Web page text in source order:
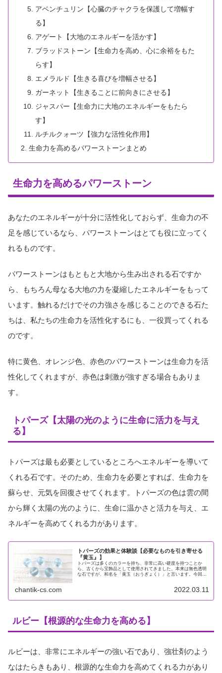
アベンチュリン【心臓のチャクラを保護して増幅す
る】
アゲート【大地のエネルギーを活かす】
ブラッドストーン【生命力を高め、心に余裕をもた
らす】
エメラルド【生きる喜びを増幅させる】
ガーネット【生きることに前向きにさせる】
ジャスパー【生命力に大地のエネルギーをもたら
す】
ルチルクォーツ【強力な活性化作用】
生命力を高めるパワーストーンまとめ
生命力を高めるパワーストーン
あなたのエネルギーが十分に活性化しておらず、生命力の不
足を感じているなら、パワーストーンはとても役に立ってく
れるものです。
パワーストーンはもともと大地から生み出される石ですか
ら、もちろん母なる大地の力を凝縮したエネルギーをもって
います。触れるだけでその力強さを感じることのできる石た
ちは、私たちの生命力を活性化するにも、一役買ってくれる
のです。
特に黄色、オレンジ色、赤色のパワーストーンは生命力を活
性化してくれますが、赤色は刺激が強すぎる場合もありま
す。
トパーズ【太陽の光のように生命に活力を与え
る】
トパーズは最も必要としているところへエネルギーを導いて
くれる石です。そのため、生命力を必要とすれば、生命力を
蘇らせ、元気を回復させてくれます。トパーズの色は雲の間
から輝く太陽の光のように、生命に温かさと活力を与え、エ
ネルギーを高めてくれる力があります。
トパーズの効果と体験談【必要なものを引き寄せる
『黄玉』】
トパーズは多くのカラーを持ち、非常に高い硬度を持つことか
ら、古くから宝飾品として使用されてきました。本来は無色透明
な石ですが、和名を「黄玉（おうぎょく）」と言います。今回
chantik-cs.com 2022.03.11
ルビー【根源的な生命力を高める】
ルビーは、非常にエネルギーの強い石であり、強壮剤のよう
なはたらきもあり、根源的な生命力を高めてくれる力があり